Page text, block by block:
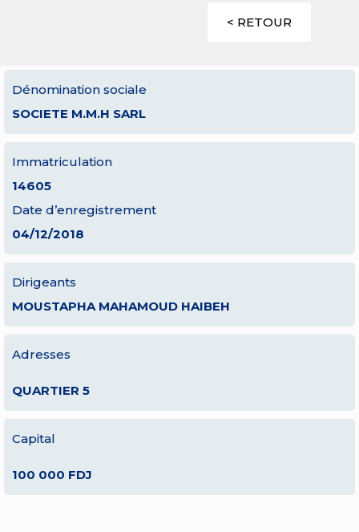
< RETOUR
Dénomination sociale
SOCIETE M.M.H SARL
Immatriculation
14605
Date d’enregistrement
04/12/2018
Dirigeants
MOUSTAPHA MAHAMOUD HAIBEH
Adresses
QUARTIER 5
Capital
100 000 FDJ